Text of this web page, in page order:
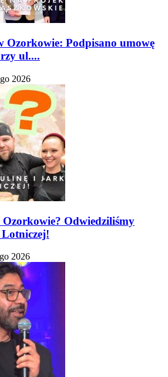
Ozorkowie: Podpisano umowę
ul....
2026
Ozorkowie? Odwiedziliśmy
2026